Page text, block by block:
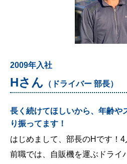
2009年入社
Hさん （ドライバー 部長）
長く続けてほしいから、年齢や
り振ってます！
はじめまして、部長のHです！4
前職では、自販機を運ぶドライ